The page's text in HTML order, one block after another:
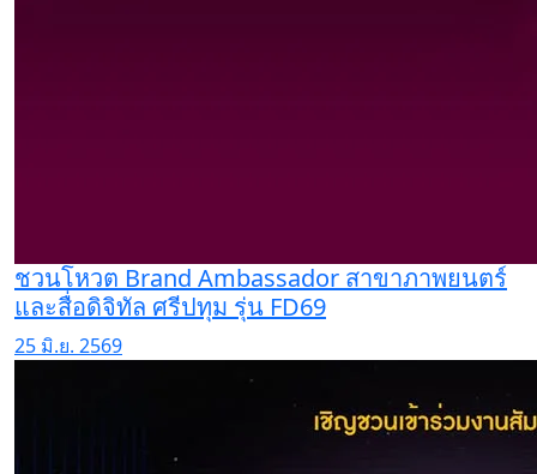
ชวนโหวต Brand Ambassador สาขาภาพยนตร์
และสื่อดิจิทัล ศรีปทุม รุ่น FD69
25 มิ.ย. 2569